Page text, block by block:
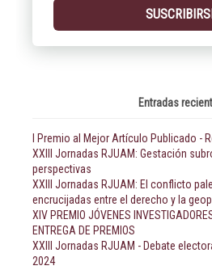
Entradas
I Premio al Mejor Artículo Publicado -
XXIII Jornadas RJUAM: Gestación
perspectivas
XXIII Jornadas RJUAM: El conflicto
encrucijadas entre el derecho y la
XIV PREMIO JÓVENES
ENTREGA DE PREMIOS
XXIII Jornadas RJUAM - Debate
2024